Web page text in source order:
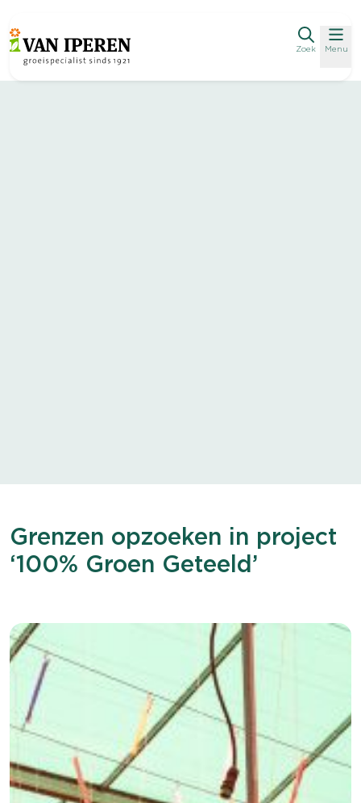
Zoek Menu
Grenzen opzoeken in project
‘100% Groen Geteeld’